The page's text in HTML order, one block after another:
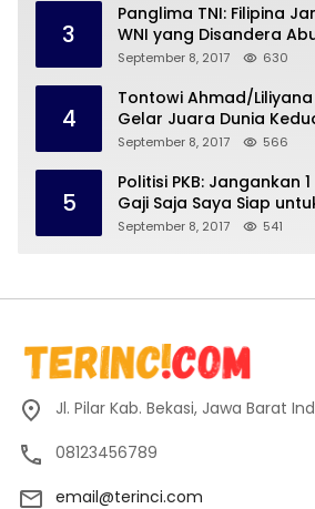
3
Panglima TNI: Filipina
WNI yang Disandera
September 8, 2017 630
4
Tontowi Ahmad/
Gelar Juara Dunia
September 8, 2017 566
5
Politisi PKB: Jangankan
Gaji Saja Saya Siap
September 8, 2017 541
Jl. Pilar Kab. Bekasi, Jawa Barat
08123456789
email@terinci.com